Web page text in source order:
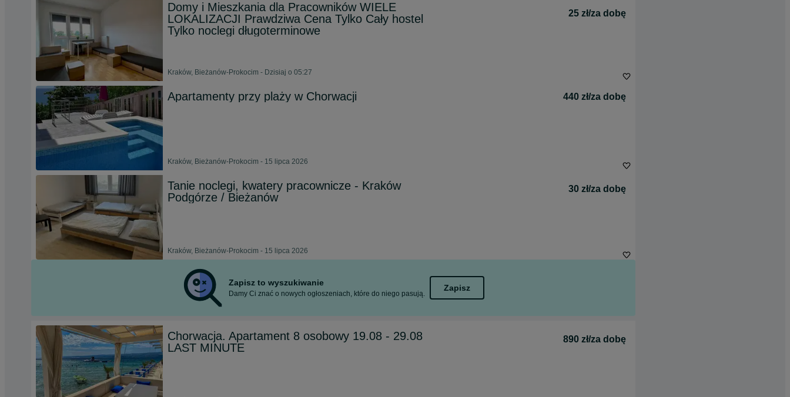
Domy i Mieszkania dla Pracowników WIELE
LOKALIZACJI Prawdziwa Cena Tylko Cały hostel
Tylko noclegi długoterminowe
25 zł/za dobę
Kraków, Bieżanów-Prokocim - Dzisiaj o 05:27
Apartamenty przy plaży w Chorwacji 440 zł/za dobę
Kraków, Bieżanów-Prokocim - 15 lipca 2026
Tanie noclegi, kwatery pracownicze - Kraków
Podgórze / Bieżanów
30 zł/za dobę
Kraków, Bieżanów-Prokocim - 15 lipca 2026
Zapisz to wyszukiwanie
Damy Ci znać o nowych ogłoszeniach, które do niego pasują.
Zapisz
Chorwacja. Apartament 8 osobowy 19.08 - 29.08
LAST MINUTE
890 zł/za dobę